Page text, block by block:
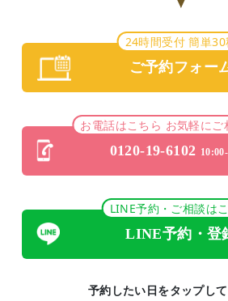
24時間受付 簡単30
ご予約フォー
お電話はこちら お気軽にご
0120-19-6102
LINE予約・ご相談は
LINE予約・登
予約したい日をタップし